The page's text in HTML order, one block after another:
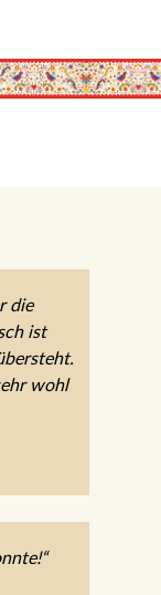
die
ist
fühlen